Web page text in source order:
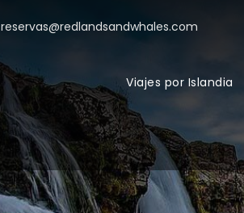
reservas@redlandsandwhales.com
Viajes por Islandia